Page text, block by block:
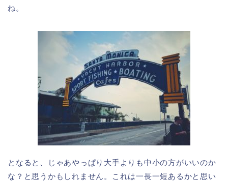
ね。
となると、じゃあやっぱり大手よりも中小の方がいいのか
な？と思うかもしれません。これは一長一短あるかと思い